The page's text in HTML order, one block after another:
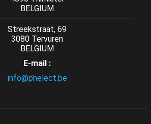
BELGIUM
Streekstraat, 69
3080 Tervuren
BELGIUM
E-mail :
info@phelect.be